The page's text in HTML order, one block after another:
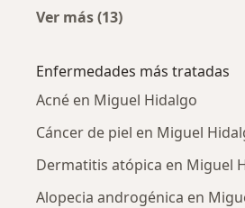
Ver más (13)
Enfermedades más tratadas
Acné en Miguel Hidalgo
Cáncer de piel en Miguel
Dermatitis atópica en Miguel
Alopecia androgénica en